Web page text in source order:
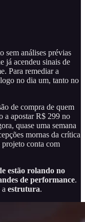
sem análises prévias
já acendeu sinais de
Para remediar a
no dia um, tanto no
de compra de quem
a apostar R$ 299 no
quase uma semana
mornas da crítica
conta com
estão rolando no
de performance.
estrutura.